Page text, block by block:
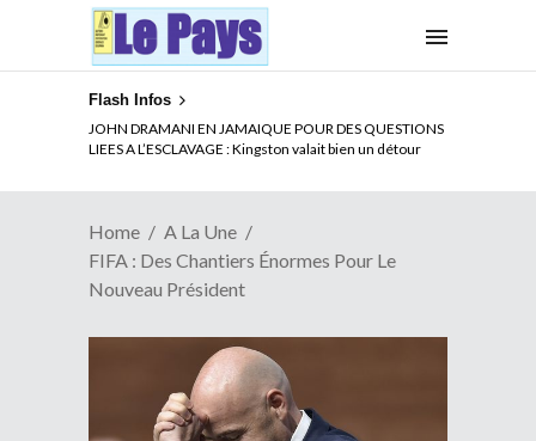
Flash Infos
JOHN DRAMANI EN JAMAIQUE POUR DES QUESTIONS
LIEES A L’ESCLAVAGE : Kingston valait bien un détour
ELECTION DE TALON A LA TETE DU SENAT BENINOIS :
Quand Patrice quitte le pouvoir sans partir !
Home
A La Une
FIFA : Des Chantiers Énormes Pour Le
Nouveau Président